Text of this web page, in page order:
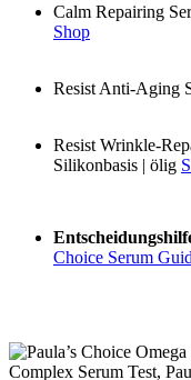
Calm Repairing
Shop
Resist Anti-Aging
Resist Wrinkle-
Silikonbasis | ölig
Choice Serum